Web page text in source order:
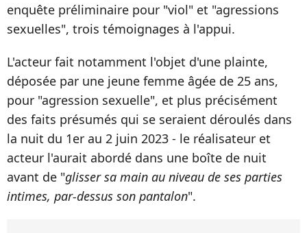
enquête préliminaire pour "viol" et "agressions
sexuelles", trois témoignages à l'appui.
L'acteur fait notamment l'objet d'une plainte,
déposée par une jeune femme âgée de 25 ans,
pour "agression sexuelle", et plus précisément
des faits présumés qui se seraient déroulés dans
la nuit du 1er au 2 juin 2023 - le réalisateur et
acteur l'aurait abordé dans une boîte de nuit
avant de "glisser sa main au niveau de ses parties
intimes, par-dessus son pantalon".